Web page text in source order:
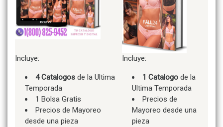
Incluye:
4 Catalogos de la Ultima
Temporada
1 Bolsa Gratis
Precios de Mayoreo
desde una pieza
Incluye:
1 Catalogo de la
Ultima Temporada
Precios de
Mayoreo desde una
pieza